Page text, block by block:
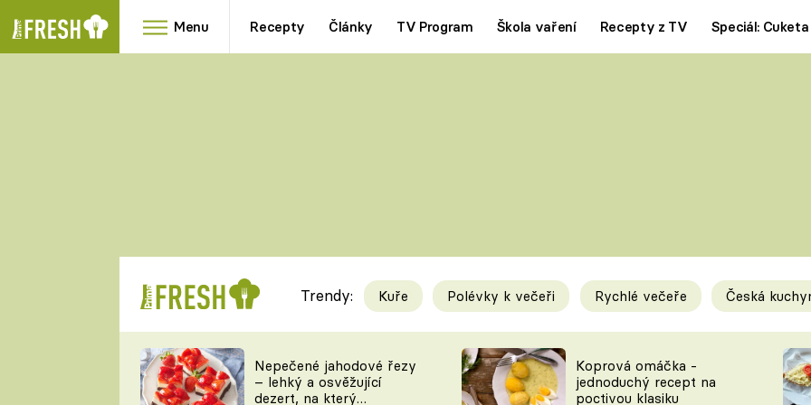
Menu Recepty Články TV Program Škola vaření Recepty z TV Speciál: Cuketa
RYCHLOVKY
Videorecepty
TEĎ VAŘÍ ŠÉF!
Tipy a triky
KAM ZA JÍDLEM
Trendy: Kuře Polévky k večeři Rychlé večeře Česká
Nepečené jahodové řezy
– lehký a osvěžující
dezert, na který
Koprová omáčka -
jednoduchý recept na
poctivou klasiku